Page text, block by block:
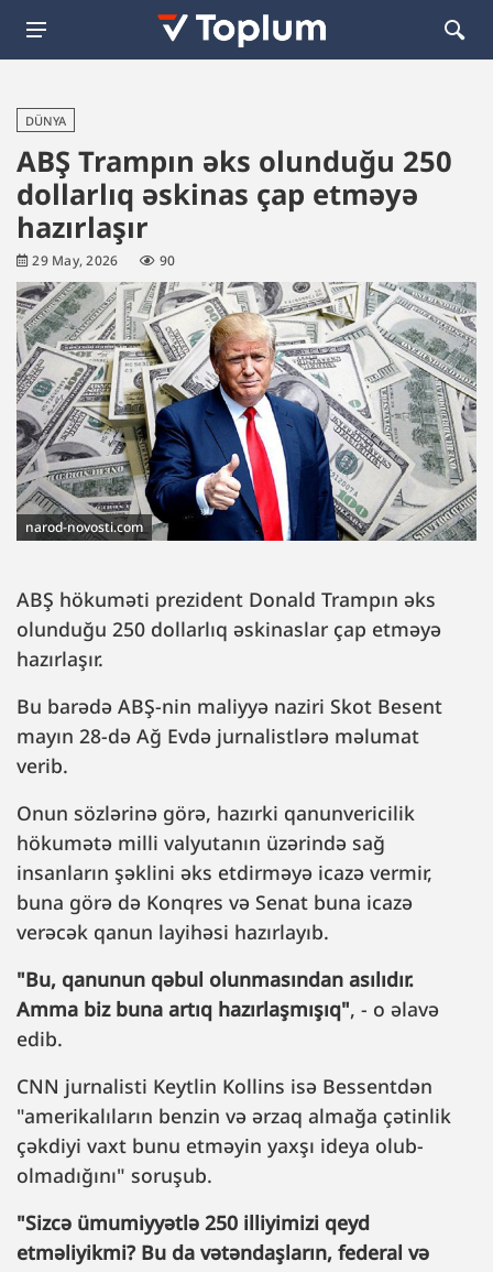
DÜNYA
ABŞ Trampın əks olunduğu 250
dollarlıq əskinas çap etməyə
hazırlaşır
29 May, 2026 90
narod-novosti.com
ABŞ hökuməti prezident Donald Trampın əks
olunduğu 250 dollarlıq əskinaslar çap etməyə
hazırlaşır.
Bu barədə ABŞ-nin maliyyə naziri Skot Besent
mayın 28-də Ağ Evdə jurnalistlərə məlumat
verib.
Onun sözlərinə görə, hazırki qanunvericilik
hökumətə milli valyutanın üzərində sağ
insanların şəklini əks etdirməyə icazə vermir,
buna görə də Konqres və Senat buna icazə
verəcək qanun layihəsi hazırlayıb.
"Bu, qanunun qəbul olunmasından asılıdır.
Amma biz buna artıq hazırlaşmışıq", - o əlavə
edib.
CNN jurnalisti Keytlin Kollins isə Bessentdən
"amerikalıların benzin və ərzaq almağa çətinlik
çəkdiyi vaxt bunu etməyin yaxşı ideya olub-
olmadığını" soruşub.
"Sizcə ümumiyyətlə 250 illiyimizi qeyd
etməliyikmi? Bu da vətəndaşların, federal və